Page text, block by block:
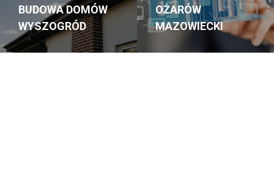
BUDOWA DOMÓW
WYSZOGRÓD
OŻARÓW
MAZOWIECKI